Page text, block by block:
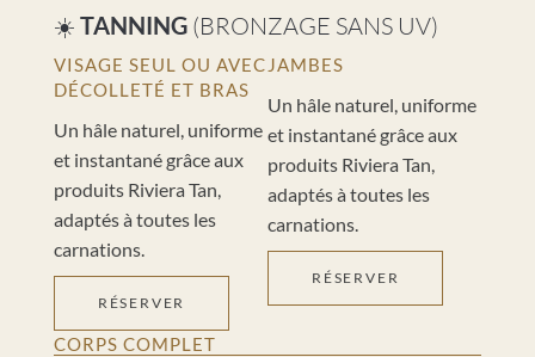
☀️ TANNING(BRONZAGE SANS UV)
VISAGE SEUL OU AVEC
DÉCOLLETÉ ET BRAS
Un hâle naturel, uniforme
et instantané grâce aux
produits Riviera Tan,
adaptés à toutes les
carnations.
RÉSERVER
JAMBES
Un hâle naturel, uniforme
et instantané grâce aux
produits Riviera Tan,
adaptés à toutes les
carnations.
RÉSERVER
CORPS COMPLET